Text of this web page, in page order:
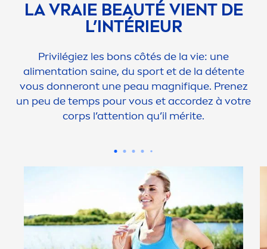
LA VRAIE BEAUTÉ VIENT DE
L’INTÉRIEUR
Privilégiez les bons côtés de la vie: une
alimentation saine, du sport et de la détente
vous donneront une peau magnifique. Prenez
un peu de temps pour vous et accordez à votre
corps l’attention qu’il mérite.